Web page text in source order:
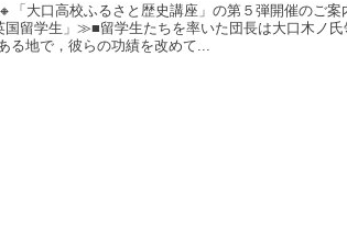
「大口高校ふるさと歴史講座」の第５弾開催のご
国留学生」≫■留学生たちを率いた団長は大口木ノ氏
る地で，彼らの功績を改めて...